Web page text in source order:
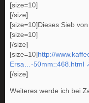
[size=10]
[/size]
[size=10]Dieses Sieb
[size=10]
[/size]
[size=10]http://
Ersa…-50mm::468.html
[/size]
Weiteres werde ich bei